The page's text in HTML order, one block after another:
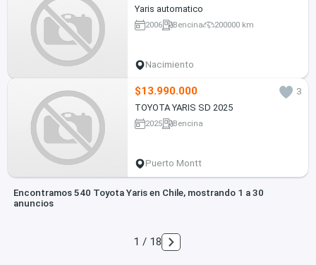
Yaris automatico
2006 Bencina 200000 km
Nacimiento
$13.990.000
3
TOYOTA YARIS SD 2025
2025 Bencina
Puerto Montt
Encontramos 540 Toyota Yaris en Chile, mostrando 1 a 30
anuncios
1 / 18